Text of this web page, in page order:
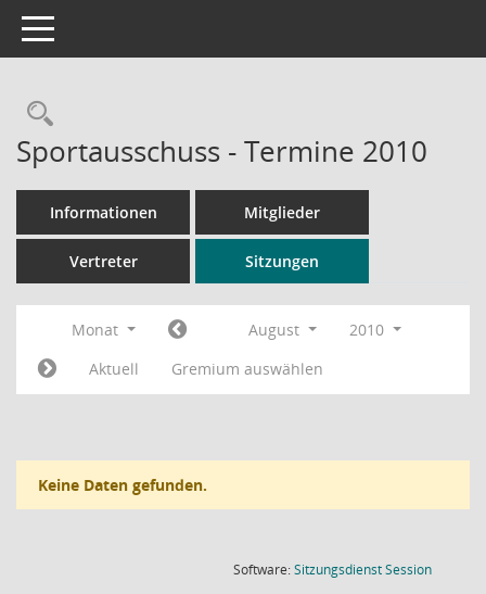
Toggle navigation
Rechercheauswahl
Sportausschuss - Termine 2010
Informationen Mitglieder
Vertreter Sitzungen
Monat August
2010
Aktuell
Gremium auswählen
Keine Daten gefunden.
Software:SitzungsdienstSession(Wird in